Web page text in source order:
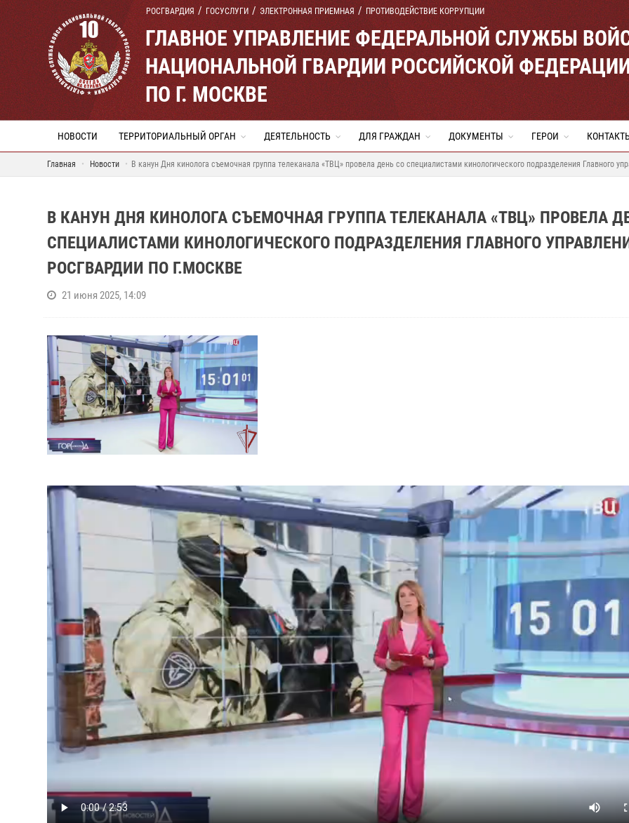
РОСГВАРДИЯ ГОСУСЛУГИ ЭЛЕКТРОННАЯ ПРИЕМНАЯ ПРОТИВОДЕЙСТВИЕ КОРРУПЦИИ
ГЛАВНОЕ УПРАВЛЕНИЕ ФЕДЕРАЛЬНОЙ СЛУЖБЫ
НАЦИОНАЛЬНОЙ ГВАРДИИ РОССИЙСКОЙ
ПО Г. МОСКВЕ
НОВОСТИ ТЕРРИТОРИАЛЬНЫЙ ОРГАН ДЕЯТЕЛЬНОСТЬ ДЛЯ ГРАЖДАН ДОКУМЕНТЫ ГЕРОИ
Главная Новости В канун Дня кинолога съемочная группа телеканала «ТВЦ» провела день со специалистами кинологического подразделения Главного
В КАНУН ДНЯ КИНОЛОГА СЪЕМОЧНАЯ ГРУППА ТЕЛЕКАНАЛА «ТВЦ» ПРОВЕЛА
СПЕЦИАЛИСТАМИ КИНОЛОГИЧЕСКОГО ПОДРАЗДЕЛЕНИЯ ГЛАВНОГО
РОСГВАРДИИ ПО Г.МОСКВЕ
21 июня 2025, 14:09